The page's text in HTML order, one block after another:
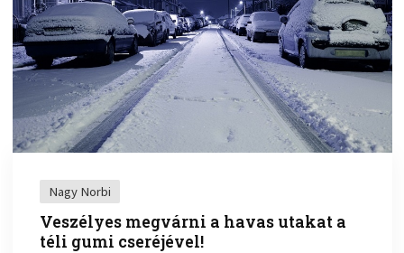
Nagy Norbi
Veszélyes megvárni a havas utakat a
téli gumi cseréjével!